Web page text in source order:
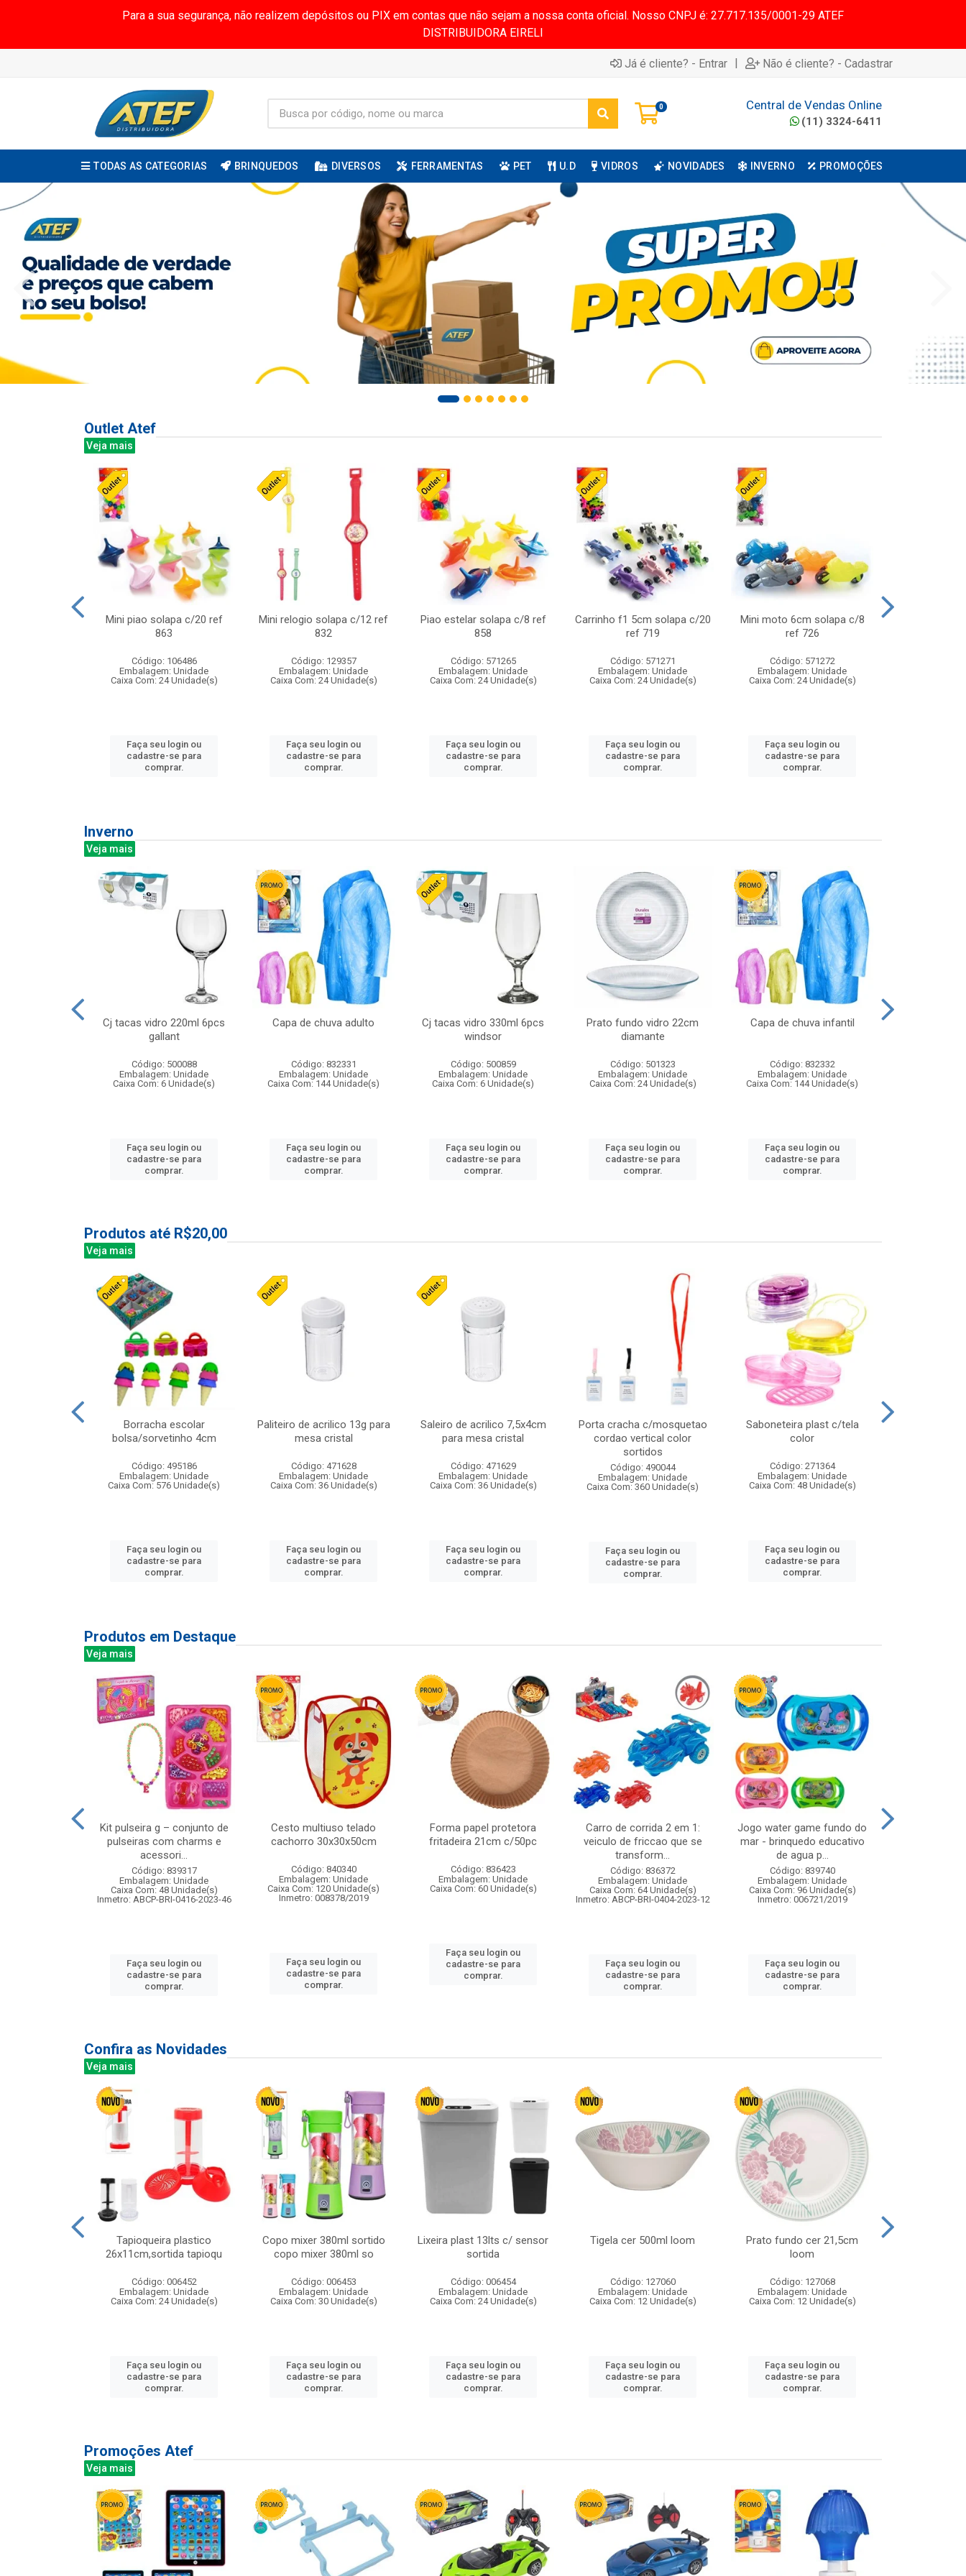
Para a sua segurança, não realizem depósitos ou PIX em contas que não sejam a nossa conta oficial. Nosso CNPJ é: 27.717.135/0001-29 ATEF
DISTRIBUIDORA EIRELI
Já é cliente? - Entrar | Não é cliente? - Cadastrar
0 Central de Vendas Online
(11) 3324-6411
TODAS AS CATEGORIAS BRINQUEDOS DIVERSOS FERRAMENTAS PET U.D VIDROS NOVIDADES INVERNO PROMOÇÕES
Outlet Atef
Veja mais
Mini piao solapa c/20 ref
863
Código: 106486
Embalagem: Unidade
Caixa Com: 24 Unidade(s)
Faça seu login ou
cadastre-se para
comprar.
Mini relogio solapa c/12 ref
832
Código: 129357
Embalagem: Unidade
Caixa Com: 24 Unidade(s)
Faça seu login ou
cadastre-se para
comprar.
Piao estelar solapa c/8 ref
858
Código: 571265
Embalagem: Unidade
Caixa Com: 24 Unidade(s)
Faça seu login ou
cadastre-se para
comprar.
Carrinho f1 5cm solapa c/20
ref 719
Código: 571271
Embalagem: Unidade
Caixa Com: 24 Unidade(s)
Faça seu login ou
cadastre-se para
comprar.
Mini moto 6cm solapa c/8
ref 726
Código: 571272
Embalagem: Unidade
Caixa Com: 24 Unidade(s)
Faça seu login ou
cadastre-se para
comprar.
Inverno
Veja mais
Cj tacas vidro 220ml 6pcs
gallant
Código: 500088
Embalagem: Unidade
Caixa Com: 6 Unidade(s)
Faça seu login ou
cadastre-se para
comprar.
Capa de chuva adulto
Código: 832331
Embalagem: Unidade
Caixa Com: 144 Unidade(s)
Faça seu login ou
cadastre-se para
comprar.
Cj tacas vidro 330ml 6pcs
windsor
Código: 500859
Embalagem: Unidade
Caixa Com: 6 Unidade(s)
Faça seu login ou
cadastre-se para
comprar.
Prato fundo vidro 22cm
diamante
Código: 501323
Embalagem: Unidade
Caixa Com: 24 Unidade(s)
Faça seu login ou
cadastre-se para
comprar.
Capa de chuva infantil
Código: 832332
Embalagem: Unidade
Caixa Com: 144 Unidade(s)
Faça seu login ou
cadastre-se para
comprar.
Produtos até R$20,00
Veja mais
Borracha escolar
bolsa/sorvetinho 4cm
Código: 495186
Embalagem: Unidade
Caixa Com: 576 Unidade(s)
Faça seu login ou
cadastre-se para
comprar.
Paliteiro de acrilico 13g para
mesa cristal
Código: 471628
Embalagem: Unidade
Caixa Com: 36 Unidade(s)
Faça seu login ou
cadastre-se para
comprar.
Saleiro de acrilico 7,5x4cm
para mesa cristal
Código: 471629
Embalagem: Unidade
Caixa Com: 36 Unidade(s)
Faça seu login ou
cadastre-se para
comprar.
Porta cracha c/mosquetao
cordao vertical color
sortidos
Código: 490044
Embalagem: Unidade
Caixa Com: 360 Unidade(s)
Faça seu login ou
cadastre-se para
comprar.
Saboneteira plast c/tela
color
Código: 271364
Embalagem: Unidade
Caixa Com: 48 Unidade(s)
Faça seu login ou
cadastre-se para
comprar.
Produtos em Destaque
Veja mais
Kit pulseira g – conjunto de
pulseiras com charms e
acessori...
Código: 839317
Embalagem: Unidade
Caixa Com: 48 Unidade(s)
Inmetro: ABCP-BRI-0416-2023-46
Faça seu login ou
cadastre-se para
comprar.
Cesto multiuso telado
cachorro 30x30x50cm
Código: 840340
Embalagem: Unidade
Caixa Com: 120 Unidade(s)
Inmetro: 008378/2019
Faça seu login ou
cadastre-se para
comprar.
Forma papel protetora
fritadeira 21cm c/50pc
Código: 836423
Embalagem: Unidade
Caixa Com: 60 Unidade(s)
Faça seu login ou
cadastre-se para
comprar.
Carro de corrida 2 em 1:
veiculo de friccao que se
transform...
Código: 836372
Embalagem: Unidade
Caixa Com: 64 Unidade(s)
Inmetro: ABCP-BRI-0404-2023-12
Faça seu login ou
cadastre-se para
comprar.
Jogo water game fundo do
mar - brinquedo educativo
de agua p...
Código: 839740
Embalagem: Unidade
Caixa Com: 96 Unidade(s)
Inmetro: 006721/2019
Faça seu login ou
cadastre-se para
comprar.
Confira as Novidades
Veja mais
Tapioqueira plastico
26x11cm,sortida tapioqu
Código: 006452
Embalagem: Unidade
Caixa Com: 24 Unidade(s)
Faça seu login ou
cadastre-se para
comprar.
Copo mixer 380ml sortido
copo mixer 380ml so
Código: 006453
Embalagem: Unidade
Caixa Com: 30 Unidade(s)
Faça seu login ou
cadastre-se para
comprar.
Lixeira plast 13lts c/ sensor
sortida
Código: 006454
Embalagem: Unidade
Caixa Com: 24 Unidade(s)
Faça seu login ou
cadastre-se para
comprar.
Tigela cer 500ml loom
Código: 127060
Embalagem: Unidade
Caixa Com: 12 Unidade(s)
Faça seu login ou
cadastre-se para
comprar.
Prato fundo cer 21,5cm
loom
Código: 127068
Embalagem: Unidade
Caixa Com: 12 Unidade(s)
Faça seu login ou
cadastre-se para
comprar.
Promoções Atef
Veja mais